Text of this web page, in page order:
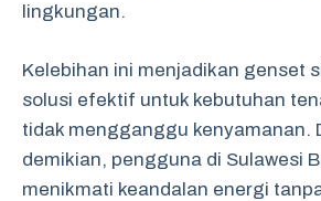
lingkungan.
Kelebihan ini menjadikan genset
solusi efektif untuk kebutuhan
tidak mengganggu kenyamanan.
demikian, pengguna di Sulawesi
menikmati keandalan energi